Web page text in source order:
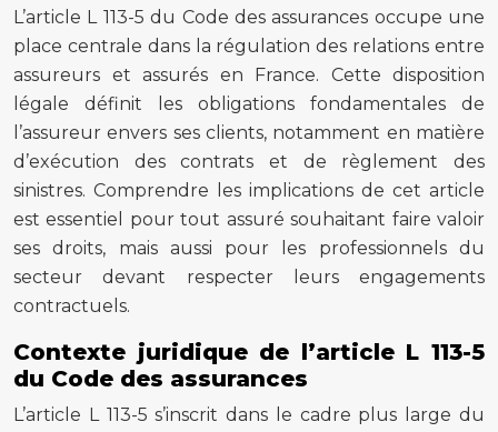
L’article L 113-5 du Code des assurances occupe une
place centrale dans la régulation des relations entre
assureurs et assurés en France. Cette disposition
légale définit les obligations fondamentales de
l’assureur envers ses clients, notamment en matière
d’exécution des contrats et de règlement des
sinistres. Comprendre les implications de cet article
est essentiel pour tout assuré souhaitant faire valoir
ses droits, mais aussi pour les professionnels du
secteur devant respecter leurs engagements
contractuels.
Contexte juridique de l’article L 113-5
du Code des assurances
L’article L 113-5 s’inscrit dans le cadre plus large du